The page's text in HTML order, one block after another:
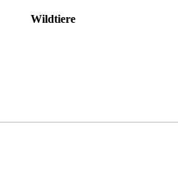
Wildtiere